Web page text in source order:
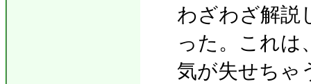
わざわざ解説
った。これは
気が失せちゃ